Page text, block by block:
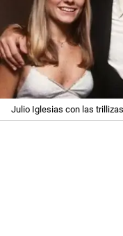
Julio Iglesias con las